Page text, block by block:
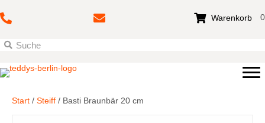
Warenkorb 0
Start / Steiff / Basti Braunbär 20 cm